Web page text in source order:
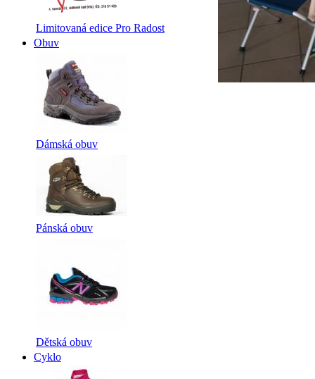
Limitovaná edice Pro Radost
Obuv
Dámská obuv
Pánská obuv
Dětská obuv
Cyklo